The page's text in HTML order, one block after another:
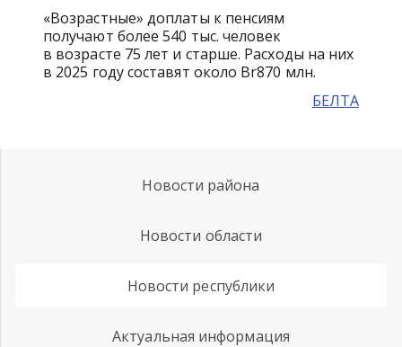
«Возрастные» доплаты к пенсиям
получают более 540 тыс. человек
в возрасте 75 лет и старше. Расходы на них
в 2025 году составят около Br870 млн.
БЕЛТА
Новости района
Новости области
Новости республики
Актуальная информация